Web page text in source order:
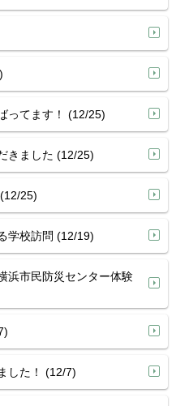
ってます！ (12/25)
きました (12/25)
25)
学校訪問 (12/19)
浜市民防災センター体験
した！ (12/7)